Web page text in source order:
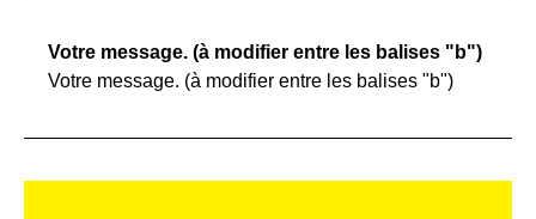
Votre message. (à modifier entre les balises "b")
Votre message. (à modifier entre les balises "b")